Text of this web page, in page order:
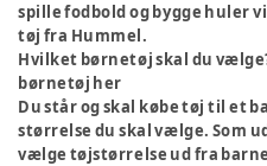
spille fodbold og bygge huler
tøj fra Hummel.
Hvilket børnetøj skal du
børnetøj her
Du står og skal købe tøj til et
størrelse du skal vælge. Som
vælge tøjstørrelse ud fra